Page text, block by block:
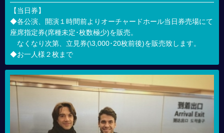
【当日券】
◆各公演、開演１時間前よりオーチャードホール当日券売場にて
座席指定券(席種未定･枚数極少)を販売。
なくなり次第、立見券(\3,000･20枚前後)を販売致します。
◆お一人様２枚まで